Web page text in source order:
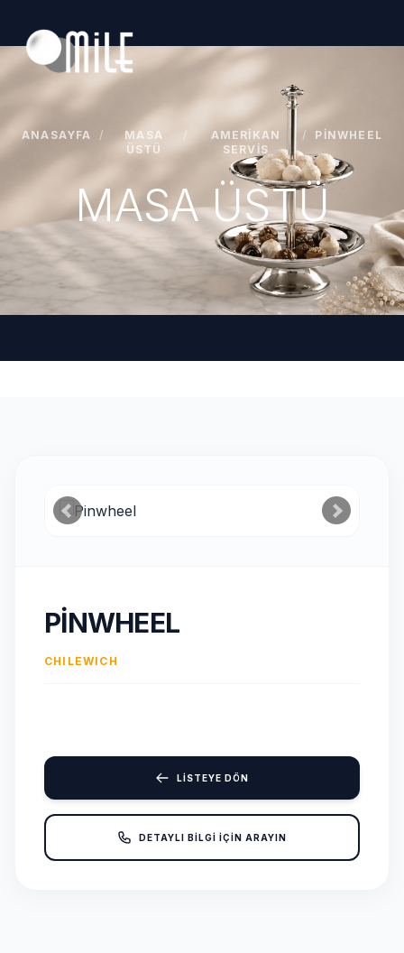
ANASAYFA /
MASA
ÜSTÜ
/
AMERIKAN
SERVIS
/ PINWHEEL
MASA ÜSTÜ
PINWHEEL
CHILEWICH
LİSTEYE DÖN
DETAYLI BİLGİ İÇİN ARAYIN